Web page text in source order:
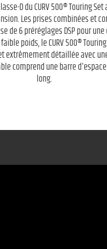
D du CURV 500® Touring
Les prises combinées et
de 6 préréglages DSP pour
poids, le CURV 500®
extrêmement détaillée avec
comprend une barre
long.